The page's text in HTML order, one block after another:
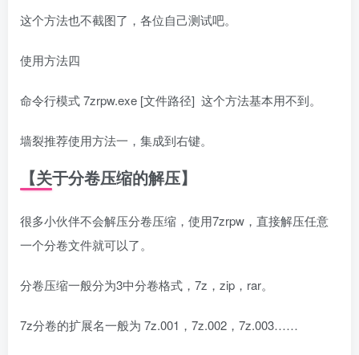
这个方法也不截图了，各位自己测试吧。
使用方法四
命令行模式 7zrpw.exe [文件路径] 这个方法基本用不到。
墙裂推荐使用方法一，集成到右键。
【关于分卷压缩的解压】
很多小伙伴不会解压分卷压缩，使用7zrpw，直接解压任意
一个分卷文件就可以了。
分卷压缩一般分为3中分卷格式，7z，zip，rar。
7z分卷的扩展名一般为 7z.001，7z.002，7z.003……